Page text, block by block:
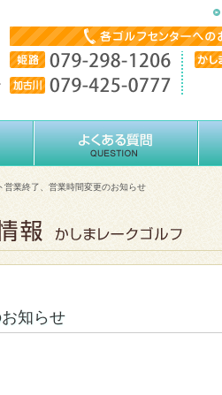
営業終了、営業時間変更のお知らせ
知らせ